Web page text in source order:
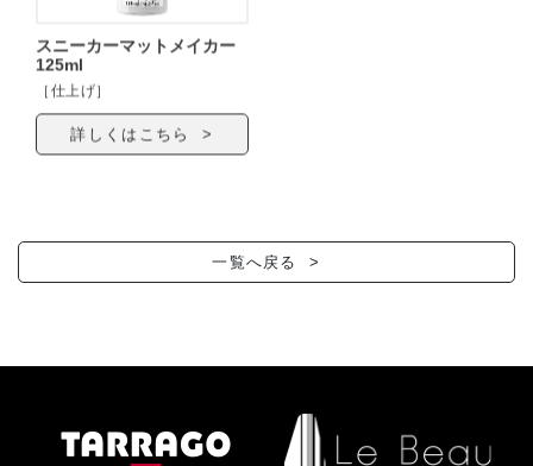
スニーカーマットメイカー
125ml
［仕上げ］
詳しくはこちら >
一覧へ戻る >